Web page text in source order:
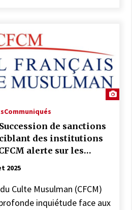
Communiqués
de sanctions
des institutions
alerte sur les
2025
Culte Musulman (CFCM)
inquiétude face aux